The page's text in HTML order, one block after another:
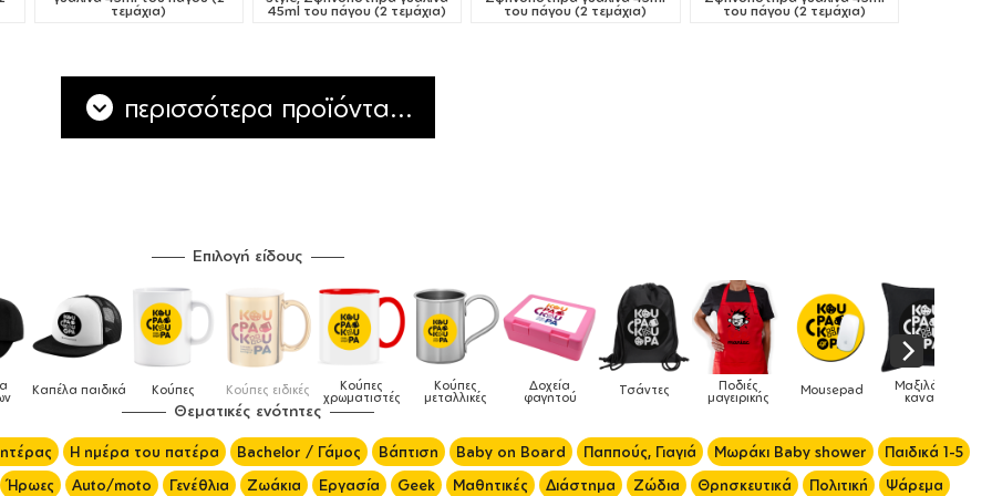
τεμάχια)
45ml του πάγου (2 τεμάχια)
του πάγου (2 τεμάχια)
του πάγου (2 τεμάχια)
περισσότερα προϊόντα...
Επιλογή είδους
ειδικές Κούπες
χρωματιστές
Κούπες
μεταλλικές
Δοχεία
φαγητού Τσάντες Ποδιές
μαγειρικής Mousepad Μαξιλάρια
καναπέ Phone Holders Ρολόγια Βρεφικά
Θεματικές ενότητες
Η ημέρα του πατέρα Bachelor / Γάμος Βάπτιση Baby on Board Παππούς, Γιαγιά Μωράκι Baby shower
Παιδικά 1-5
Ήρωες Auto/moto Γενέθλια Ζωάκια Εργασία Geek Μαθητικές Διάστημα Ζώδια Θρησκευτικά Πολιτική
Ψάρεμα